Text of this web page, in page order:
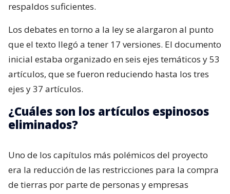
respaldos suficientes.
Los debates en torno a la ley se alargaron al punto
que el texto llegó a tener 17 versiones. El documento
inicial estaba organizado en seis ejes temáticos y 53
artículos, que se fueron reduciendo hasta los tres
ejes y 37 artículos.
¿Cuáles son los artículos espinosos
eliminados?
Uno de los capítulos más polémicos del proyecto
era la reducción de las restricciones para la compra
de tierras por parte de personas y empresas